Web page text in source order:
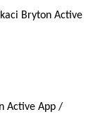
Bryton Active
Active App /